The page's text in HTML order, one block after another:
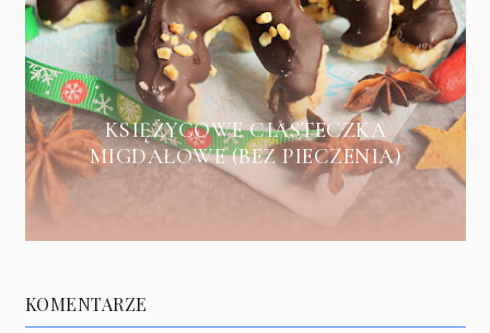
KSIĘŻYCOWE CIASTECZKA
MIGDAŁOWE (BEZ PIECZENIA)
KOMENTARZE